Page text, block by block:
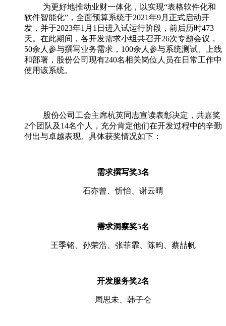
为更好地推动业财一体化，以实现“表格软件化和
软件智能化”，全面预算系统于2021年9月正式启动开
发，并于2023年1 月 1 日进入试运行阶段，前后历时473
天。在此期间，各开发需求小组共召开26次专题会议，
50余人参与撰写业务需求， 100余人参与系统测试、上线
和部署，股份公司现有240名相关岗位人员在日常工作中
使用该系统。
股份公司工会主席杭英同志宣读表彰决定，共嘉奖
2个团队及 14名个人，充分肯定他们在开发过程中的辛勤
付出与卓越表现。具体获奖情况如下：
需求撰写奖3名
石亦曾、忻怡、谢云晴
需求洞察奖5名
王季铭、孙荣浩、张菲霏、陈昀、蔡喆帆
开发服务奖2名
周思未、韩子仑